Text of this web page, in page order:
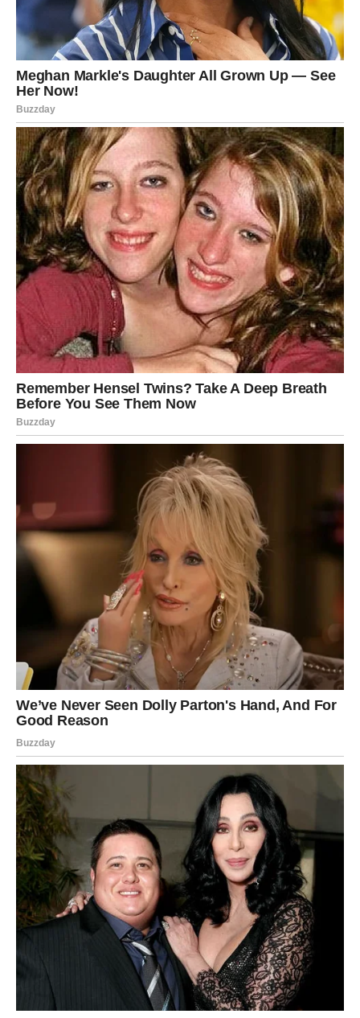
Uspon Ka Gornjem Manastiru: Snaga i
Održavanje Vjere
Uspon do Gornjeg manastira bio je izazovan, posebno za
nekoga ko je naviknut na sjedilački način života. Ipak, uz
podršku novouspostavljenih prijateljica, uspjele su da se popnu
do cilja. Stepenište kroz šumu bilo je izazovno, ali u isto
vrijeme i zadivljujuće. Priroda je bila očaravajuća, a miris
borovih stabala dodatno je pojačavao osjećaj duhovne
ushićenosti. Kada su konačno stigle, dočekao ih je prizor
stotina vjernika koji su željeli provesti noć pod svetinjom. U
tom trenutku, žena je osjetila duboku povezanost sa drugim
ljudima, svima koji su dijelili isto duhovno iskustvo, što je
dodatno učvrstilo njen osjećaj pripadnosti.
Moć Isceljenja: Duhovna Transformacija
Nakon što su pronašle mjesto za spavanje, žene su se
pridružile redu za celivanje moštiju Svetog Vasilija. Čekajući na
suncu, žena je osjetila glavobolju koja se pojačavala, ali u
trenutku kada je dotakla mošti, sve je nestalo. Mir i lakoća su
je obuzeli, a osjećaj ispunjenosti i spokoja bio je neizmjeran.
Ovaj trenutak je bio prekretnica koja ju je podsjetila na važnost
vjere i snagu duhovnosti. Moglo bi se reći da je u tom trenutku
osjetila kako se njezina duša otvara, oslobađajući se tereta
svakodnevnih briga.
Veče Pod Svetinjom: Duhovna
Povezanost i Inspiracija
Tokom večeri, žena je provodila vrijeme s novim prijateljicama,